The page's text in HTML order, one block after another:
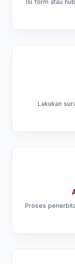
Isi form atau
Lakukan
Proses